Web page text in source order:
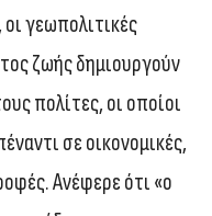
γεωπολιτικές
ζωής δημιουργούν
πολίτες, οι οποίοι
σε οικονομικές,
Ανέφερε ότι «ο